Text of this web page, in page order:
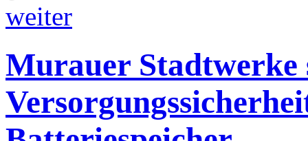
weiter
Murauer Stadtwerke